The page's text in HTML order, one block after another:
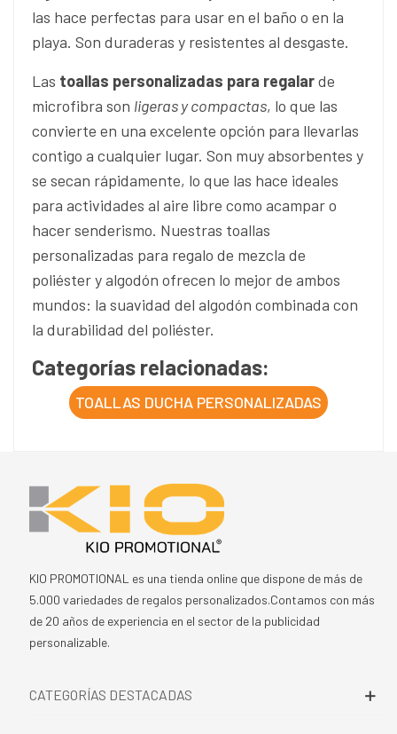
las hace perfectas para usar en el baño o en la
playa. Son duraderas y resistentes al desgaste.
Las toallas personalizadas para regalarde
microfibra son ligeras y compactas, lo que las
convierte en una excelente opción para llevarlas
contigo a cualquier lugar. Son muy absorbentes y
se secan rápidamente, lo que las hace ideales
para actividades al aire libre como acampar o
hacer senderismo. Nuestras toallas
personalizadas para regalo de mezcla de
poliéster y algodón ofrecen lo mejor de ambos
mundos: la suavidad del algodón combinada con
la durabilidad del poliéster.
Categorías relacionadas:
TOALLAS DUCHA PERSONALIZADAS
KIO PROMOTIONAL es una tienda online que dispone de más de
5.000 variedades de regalos personalizados.Contamos con más
de 20 años de experiencia en el sector de la publicidad
personalizable.
CATEGORÍAS DESTACADAS